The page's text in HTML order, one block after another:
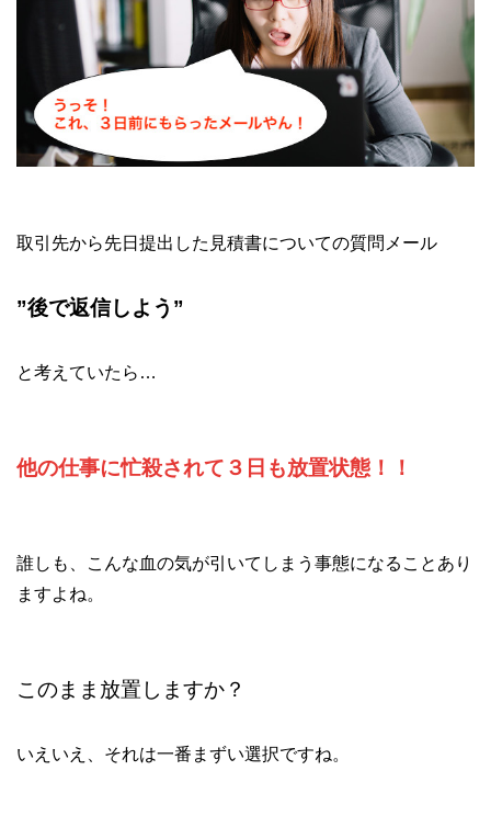
取引先から先日提出した見積書についての質問メール
”後で返信しよう”
と考えていたら…
他の仕事に忙殺されて３日も放置状態！！
誰しも、こんな血の気が引いてしまう事態になることあり
ますよね。
このまま放置しますか？
いえいえ、それは一番まずい選択ですね。